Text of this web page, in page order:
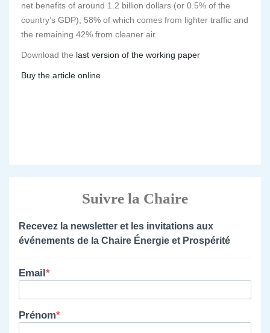
net benefits of around 1.2 billion dollars (or 0.5% of the
country’s GDP), 58% of which comes from lighter traffic and
the remaining 42% from cleaner air.
Download the last version of the working paper
Buy the article online
Suivre la Chaire
Recevez la newsletter et les invitations aux
événements de la Chaire Énergie et Prospérité
Email
Prénom